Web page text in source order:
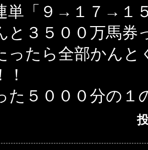
単「９→１７→１
と３５００万馬券
ったら全部かん
！
た５０００分の１